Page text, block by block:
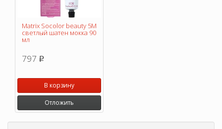
Matrix Socolor beauty 5M
светлый шатен мокка 90
мл
797 p
В корзину
Отложить